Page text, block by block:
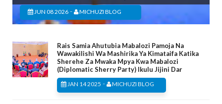
JUN 08 2026 - MICHUZI BLOG
Rais Samia Ahutubia Mabalozi Pamoja Na
Wawakilishi Wa Mashirika Ya Kimataifa Katika
Sherehe Za Mwaka Mpya Kwa Mabalozi
(Diplomatic Sherry Party) Ikulu Jijini Dar
JAN 14 2025 - MICHUZI BLOG